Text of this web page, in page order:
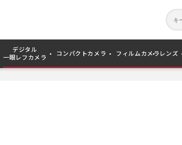
デジタル
一眼レフカメラ
コンパクトカメラ フィルムカメラ レンズ